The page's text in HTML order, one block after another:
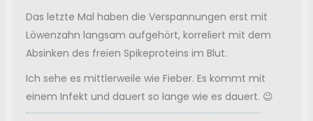
Das letzte Mal haben die Verspannungen erst mit
Löwenzahn langsam aufgehört, korreliert mit dem
Absinken des freien Spikeproteins im Blut.
Ich sehe es mittlerweile wie Fieber. Es kommt mit
einem Infekt und dauert so lange wie es dauert. 😉